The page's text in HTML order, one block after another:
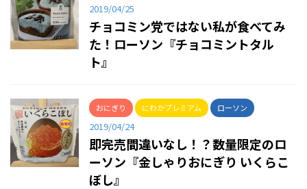
2019/04/25
チョコミン党ではない私が食べてみ
た！ローソン『チョコミントタル
ト』
おにぎり にわかプレミアム ローソン
2019/04/24
即完売間違いなし！？数量限定のロ
ーソン『金しゃりおにぎり いくらこ
ぼし』